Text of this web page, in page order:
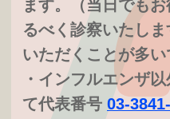
ます。（当日でも
るべく診察いたし
いただくことが多い
・インフルエンザ
て代表番号 03-